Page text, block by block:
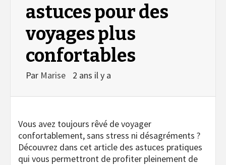
astuces pour des
voyages plus
confortables
Par Marise 2 ans il y a
Vous avez toujours rêvé de voyager
confortablement, sans stress ni désagréments ?
Découvrez dans cet article des astuces pratiques
qui vous permettront de profiter pleinement de